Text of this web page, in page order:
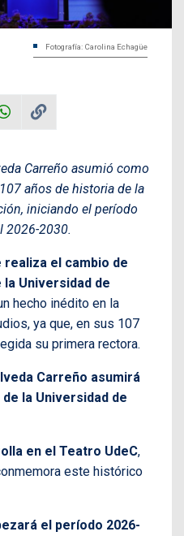
Fotografía: Carolina Echagüe
Carreño asumió como
años de historia de la
iniciando el período
2026-2030.
el cambio de
la Universidad de
hecho inédito en la
ya que, en sus 107
su primera rectora.
Carreño asumirá
la Universidad de
en el Teatro UdeC,
este histórico
el período 2026-